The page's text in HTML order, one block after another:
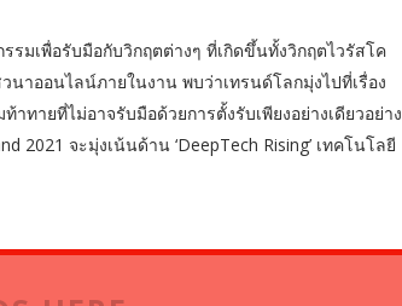
มเพื่อรับมือกับวิกฤตต่างๆ ที่เกิดขึ้นทั้งวิกฤตไวรัสโค
าออนไลน์ภายในงาน พบว่าเทรนด์โลกมุ่งไปที่เรื่อง
ทายที่ไม่อาจรับมือด้วยการตั้งรับเพียงอย่างเดียวอย่าง
จะมุ่งเน้นด้าน ‘DeepTech Rising’ เทคโนโลยี